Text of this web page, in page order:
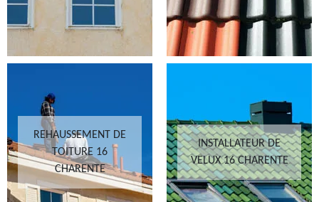
REHAUSSEMENT DE
TOITURE 16
CHARENTE
INSTALLATEUR DE
VELUX 16 CHARENTE